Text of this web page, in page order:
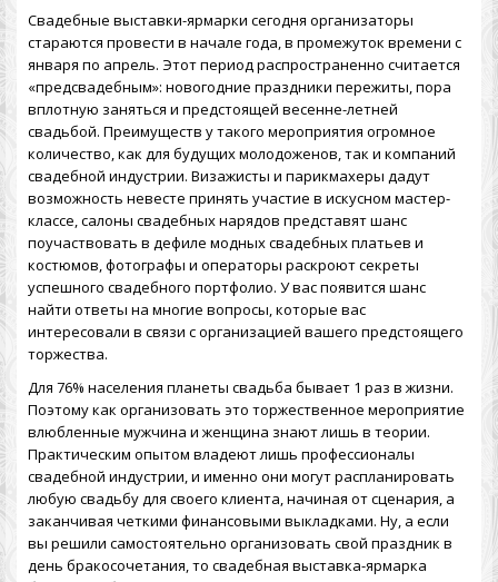
Свадебные выставки-ярмарки сегодня организаторы
стараются провести в начале года, в промежуток времени с
января по апрель. Этот период распространенно считается
«предсвадебным»: новогодние праздники пережиты, пора
вплотную заняться и предстоящей весенне-летней
свадьбой. Преимуществ у такого мероприятия огромное
количество, как для будущих молодоженов, так и компаний
свадебной индустрии. Визажисты и парикмахеры дадут
возможность невесте принять участие в искусном мастер-
классе, салоны свадебных нарядов представят шанс
поучаствовать в дефиле модных свадебных платьев и
костюмов, фотографы и операторы раскроют секреты
успешного свадебного портфолио. У вас появится шанс
найти ответы на многие вопросы, которые вас
интересовали в связи с организацией вашего предстоящего
торжества.
Для 76% населения планеты свадьба бывает 1 раз в жизни.
Поэтому как организовать это торжественное мероприятие
влюбленные мужчина и женщина знают лишь в теории.
Практическим опытом владеют лишь профессионалы
свадебной индустрии, и именно они могут распланировать
любую свадьбу для своего клиента, начиная от сценария, а
заканчивая четкими финансовыми выкладками. Ну, а если
вы решили самостоятельно организовать свой праздник в
день бракосочетания, то свадебная выставка-ярмарка